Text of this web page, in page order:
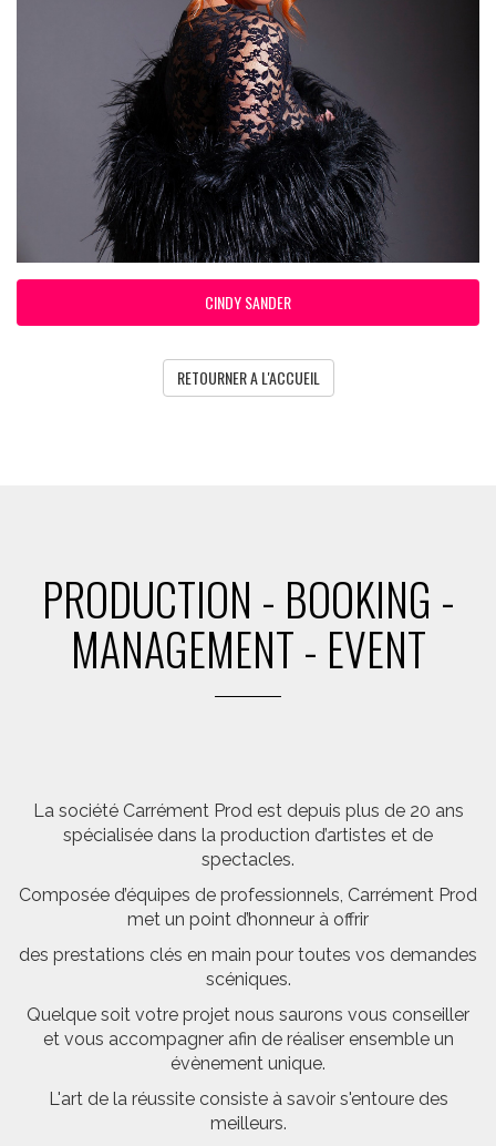
CINDY SANDER
RETOURNER A L'ACCUEIL
PRODUCTION - BOOKING -
MANAGEMENT - EVENT
La société Carrément Prod est depuis plus de 20 ans
spécialisée dans la production d’artistes et de
spectacles.
Composée d’équipes de professionnels, Carrément Prod
met un point d’honneur à offrir
des prestations clés en main pour toutes vos demandes
scéniques.
Quelque soit votre projet nous saurons vous conseiller
et vous accompagner afin de réaliser ensemble un
évènement unique.
L'art de la réussite consiste à savoir s'entoure des
meilleurs.